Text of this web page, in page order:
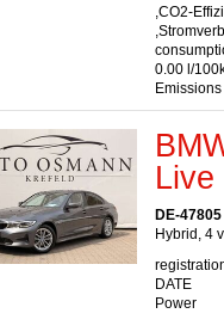
,CO2-
0.00 l/
DE-
Hybrid, 4
DATE
Power